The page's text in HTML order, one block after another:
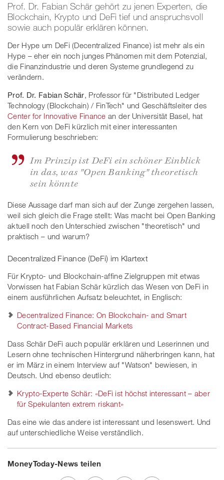
Prof. Dr. Fabian Schär gehört zu jenen Experten, die
Blockchain, Krypto und DeFi tief und anspruchsvoll
sowie auch populär erklären können.
Der Hype um DeFi (Decentralized Finance) ist mehr als ein
Hype – eher ein noch junges Phänomen mit dem Potenzial,
die Finanzindustrie und deren Systeme grundlegend zu
verändern.
Prof. Dr. Fabian Schär, Professor für "Distributed Ledger
Technology (Blockchain) / FinTech" und Geschäftsleiter des
Center for Innovative Finance an der Universität Basel, hat
den Kern von DeFi kürzlich mit einer interessanten
Formulierung beschrieben:
Im Prinzip ist DeFi ein schöner Einblick
in das, was "Open Banking" theoretisch
sein könnte
Diese Aussage darf man sich auf der Zunge zergehen lassen,
weil sich gleich die Frage stellt: Was macht bei Open Banking
aktuell noch den Unterschied zwischen "theoretisch" und
praktisch – und warum?
Decentralized Finance (DeFi) im Klartext
Für Krypto- und Blockchain-affine Zielgruppen mit etwas
Vorwissen hat Fabian Schär kürzlich das Wesen von DeFi in
einem ausführlichen Aufsatz beleuchtet, in Englisch:
Decentralized Finance: On Blockchain- and Smart
Contract-Based Financial Markets
Dass Schär DeFi auch populär erklären und Leserinnen und
Lesern ohne technischen Hintergrund näherbringen kann, hat
er im März in einem Interview auf "Watson" bewiesen, in
Deutsch. Und ebenso deutlich:
Krypto-Experte Schär: «DeFi ist höchst interessant – aber
für Spekulanten extrem riskant»
Das eine wie das andere ist interessant und lesenswert. Und
auf unterschiedliche Weise verständlich.
MoneyToday-News teilen